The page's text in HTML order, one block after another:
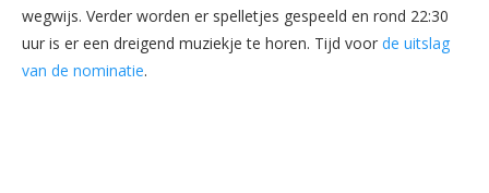
wegwijs. Verder worden er spelletjes gespeeld en rond 22:30
uur is er een dreigend muziekje te horen. Tijd voor de uitslag
van de nominatie.